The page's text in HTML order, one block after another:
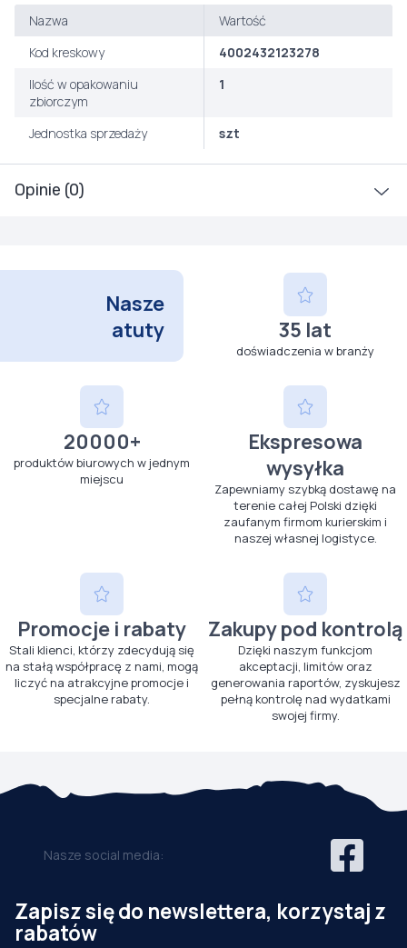
Opinie (0)
Nazwa
Wartość
Kod kreskowy
4002432123278
Ilość w opakowaniu
zbiorczym
1
Jednostka sprzedaży szt
Nasze
atuty
35 lat
doświadczenia w branży
20000+
produktów biurowych w jednym
miejscu
Ekspresowa
wysyłka
Zapewniamy szybką dostawę na
terenie całej Polski dzięki
zaufanym firmom kurierskim i
naszej własnej logistyce.
Promocje i rabaty
Stali klienci, którzy zdecydują się
na stałą współpracę z nami, mogą
liczyć na atrakcyjne promocje i
specjalne rabaty.
Zakupy pod kontrolą
Dzięki naszym funkcjom
akceptacji, limitów oraz
generowania raportów, zyskujesz
pełną kontrolę nad wydatkami
swojej firmy.
Nasze social media:
Zapisz się do newslettera, korzystaj z
rabatów